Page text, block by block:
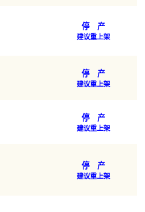
停 产
建议重上架
停 产
建议重上架
停 产
建议重上架
停 产
建议重上架